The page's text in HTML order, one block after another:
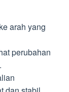
arah yang
perubahan